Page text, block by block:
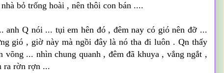
bỏ trống hoài , nên thôi con bán ....
anh Q nói ... tụi em hên đó , đêm nay có gió nên đỡ...
gió , giờ này mà ngồi đây là nó tha đi luôn . Qnthấy
... nhìn chung quanh , đêm đã khuya , vắng ngắt ,
ra rờn rợn ...